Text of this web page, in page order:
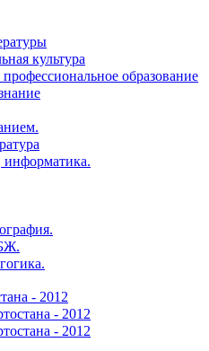
культура
образование
- 2012
- 2012
- 2012